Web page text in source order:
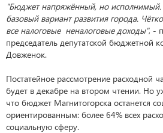
"Бюджет напряжённый, но
базовый вариант развития города.
все налоговые неналоговые доходы", -
председатель депутатской бюджетной
Довженок.
Постатейное рассмотрение расходной
будет в декабре на втором чтении. Но
что бюджет Магнитогорска останется
ориентированным: более 64% всех
социальную сферу.